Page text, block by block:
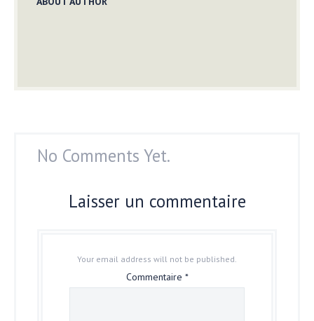
No Comments Yet.
Laisser un commentaire
Your email address will not be published.
Commentaire *